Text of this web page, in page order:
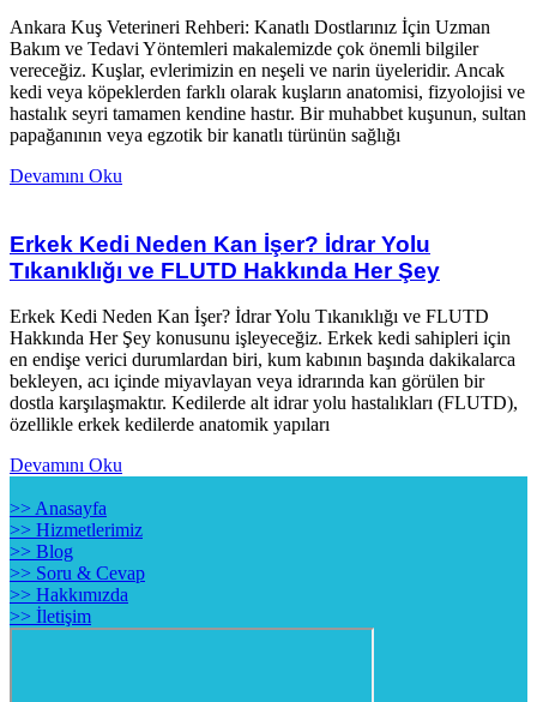
Ankara Kuş Veterineri Rehberi: Kanatlı Dostlarınız İçin Uzman
Bakım ve Tedavi Yöntemleri makalemizde çok önemli bilgiler
vereceğiz. Kuşlar, evlerimizin en neşeli ve narin üyeleridir. Ancak
kedi veya köpeklerden farklı olarak kuşların anatomisi, fizyolojisi ve
hastalık seyri tamamen kendine hastır. Bir muhabbet kuşunun, sultan
papağanının veya egzotik bir kanatlı türünün sağlığı
Devamını Oku
Erkek Kedi Neden Kan İşer? İdrar Yolu
Tıkanıklığı ve FLUTD Hakkında Her Şey
Erkek Kedi Neden Kan İşer? İdrar Yolu Tıkanıklığı ve FLUTD
Hakkında Her Şey konusunu işleyeceğiz. Erkek kedi sahipleri için
en endişe verici durumlardan biri, kum kabının başında dakikalarca
bekleyen, acı içinde miyavlayan veya idrarında kan görülen bir
dostla karşılaşmaktır. Kedilerde alt idrar yolu hastalıkları (FLUTD),
özellikle erkek kedilerde anatomik yapıları
Devamını Oku
>> Anasayfa
>> Hizmetlerimiz
>> Blog
>> Soru & Cevap
>> Hakkımızda
>> İletişim